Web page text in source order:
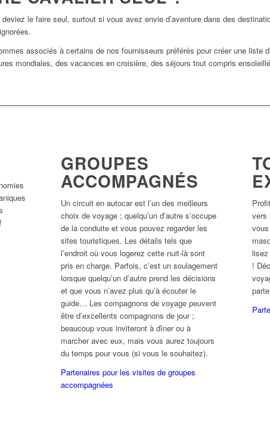
le faire seul, surtout si vous avez envie d’aventure dans des
associés à certains de nos fournisseurs préférés pour créer une liste
mondiales, des vacances en croisière, des séjours tout compris
GROUPES
ACCOMPAGNÉS
Un circuit en autocar est l’un des meilleurs
choix de voyage ; quelqu’un d’autre s’occupe
de la conduite et vous pouvez regarder les
sites touristiques. Les détails tels que
l’endroit où vous logerez cette nuit-là sont
pris en charge. Parfois, c’est un soulagement
lorsque quelqu’un d’autre prend les décisions
et que vous n’avez plus qu’à écouter le
guide… Les compagnons de voyage peuvent
être d’excellents compagnons de jour ;
beaucoup vous inviteront à dîner ou à
marcher avec eux, mais vous aurez toujours
du temps pour vous (si vous le souhaitez).
Partenaires pour les visites de groupes
accompagnées
vers
!